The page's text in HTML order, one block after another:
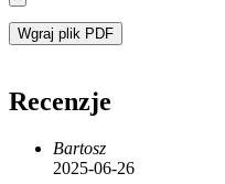
Wgraj plik PDF
Recenzje
Bartosz
2025-06-26